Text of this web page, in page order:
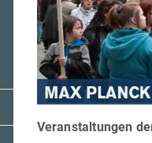
Veranstaltungen